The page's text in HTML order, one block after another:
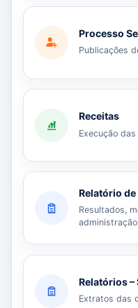
Processo
Publicações
Receitas
Execução
Relatório de
Resultados,
Relatórios –
Extratos das